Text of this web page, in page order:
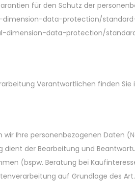
für den Schutz der
data-protection/
data-protection/
Verantwortlichen finden Sie
Ihre personenbezogenen Daten
der Bearbeitung und
(bspw. Beratung bei
auf Grundlage des Art.